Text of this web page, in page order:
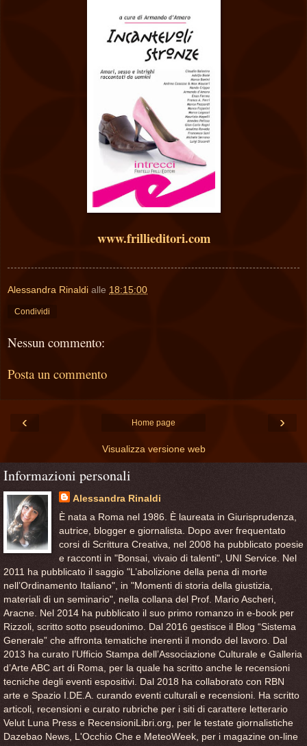
www.frillieditori.com
Alessandra Rinaldi alle 18:15:00
Condividi
Nessun commento:
Posta un commento
‹ ›
Home page
Visualizza versione web
Informazioni personali
Alessandra Rinaldi
È nata a Roma nel 1986. È laureata in Giurisprudenza,
autrice, blogger e giornalista. Dopo aver frequentato
corsi di Scrittura Creativa, nel 2008 ha pubblicato poesie
e racconti in "Bonsai, vivaio di talenti", UNI Service. Nel
2011 ha pubblicato il saggio "L’abolizione della pena di morte
nell’Ordinamento Italiano", in "Momenti di storia della giustizia,
materiali di un seminario", nella collana del Prof. Mario Ascheri,
Aracne. Nel 2014 ha pubblicato il suo primo romanzo in e-book per
Rizzoli, scritto sotto pseudonimo. Dal 2016 gestisce il Blog “Sistema
Generale” che affronta tematiche inerenti il mondo del lavoro. Dal
2013 ha curato l’Ufficio Stampa dell’Associazione Culturale e Galleria
d’Arte ABC art di Roma, per la quale ha scritto anche le recensioni
tecniche degli eventi espositivi. Dal 2018 ha collaborato con RBN
arte e Spazio I.DE.A. curando eventi culturali e recensioni. Ha scritto
articoli, recensioni e curato rubriche per i siti di carattere letterario
Velut Luna Press e RecensioniLibri.org, per le testate giornalistiche
Dazebao News, L'Occhio Che e MeteoWeek, per i magazine on-line